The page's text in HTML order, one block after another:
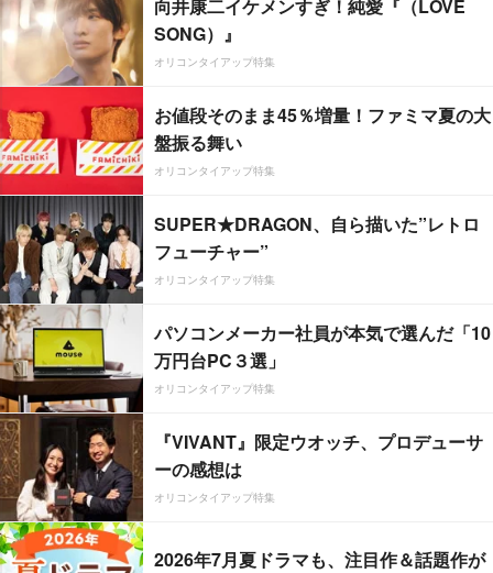
向井康二イケメンすぎ！純愛『（LOVE
SONG）』
オリコンタイアップ特集
お値段そのまま45％増量！ファミマ夏の大
盤振る舞い
オリコンタイアップ特集
SUPER★DRAGON、自ら描いた”レトロ
フューチャー”
オリコンタイアップ特集
パソコンメーカー社員が本気で選んだ「10
万円台PC３選」
オリコンタイアップ特集
『VIVANT』限定ウオッチ、プロデューサ
ーの感想は
オリコンタイアップ特集
2026年7月夏ドラマも、注目作＆話題作が